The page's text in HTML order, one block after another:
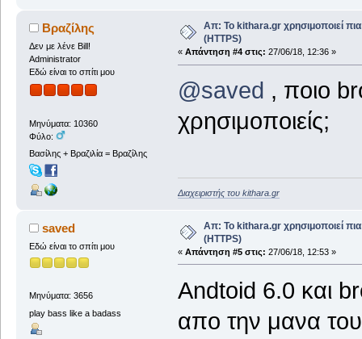
Βραζίλης
Δεν με λένε Bill!
Administrator
Εδώ είναι το σπίτι μου
Μηνύματα: 10360
Φύλο:
Βασίλης + Βραζιλία = Βραζίλης
Απ: Το kithara.gr χρησιμοποιεί
(HTTPS)
« Απάντηση #4 στις: 27/06/18, 12:36 »
@saved , ποιο
χρησιμοποιείς;
Διαχειριστής του kithara.gr
saved
Εδώ είναι το σπίτι μου
Μηνύματα: 3656
play bass like a badass
Απ: Το kithara.gr χρησιμοποιεί
(HTTPS)
« Απάντηση #5 στις: 27/06/18, 12:53 »
Andtoid 6.0 και
απο την μανα